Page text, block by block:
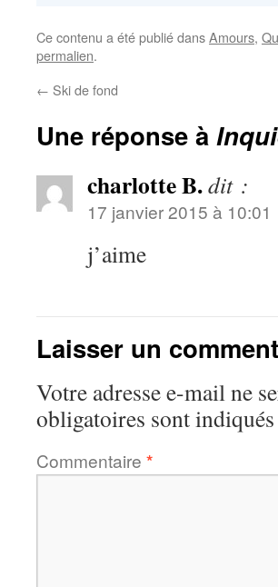
Ce contenu a été publié dansAmours,
permalien.
← Ski de fond
Une réponse à
charlotte B.dit :
17 janvier 2015 à 10:01
j’aime
Laisser un
Votre adresse e-mail ne
obligatoires sont indiqués
Commentaire *